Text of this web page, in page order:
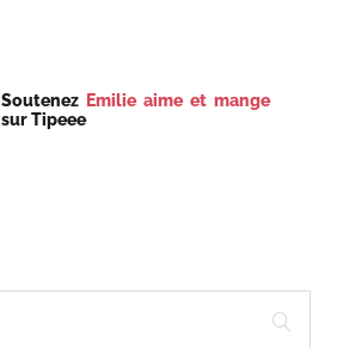
Soutenez Emilie aime et mange
sur Tipeee